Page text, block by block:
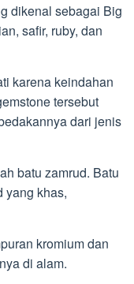
dikenal sebagai Big
safir, ruby, dan
karena keindahan
tersebut
dari jenis
batu zamrud. Batu
yang khas,
kromium dan
di alam.